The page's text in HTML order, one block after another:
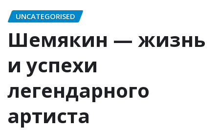
UNCATEGORISED
Шемякин — жизнь
и успехи
легендарного
артиста